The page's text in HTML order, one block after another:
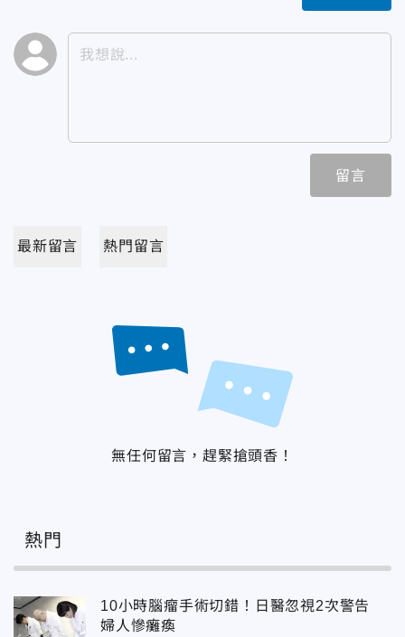
留言
最新留言 熱門留言
無任何留言，趕緊搶頭香！
熱門
10小時腦瘤手術切錯！日醫忽視2次警告
婦人慘癱瘓